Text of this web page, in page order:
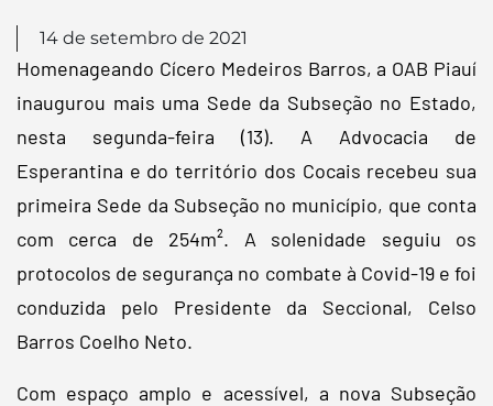
14 de setembro de 2021
Homenageando Cícero Medeiros Barros, a OAB Piauí
inaugurou mais uma Sede da Subseção no Estado,
nesta segunda-feira (13). A Advocacia de
Esperantina e do território dos Cocais recebeu sua
primeira Sede da Subseção no município, que conta
com cerca de 254m². A solenidade seguiu os
protocolos de segurança no combate à Covid-19 e foi
conduzida pelo Presidente da Seccional, Celso
Barros Coelho Neto.
Com espaço amplo e acessível, a nova Subseção